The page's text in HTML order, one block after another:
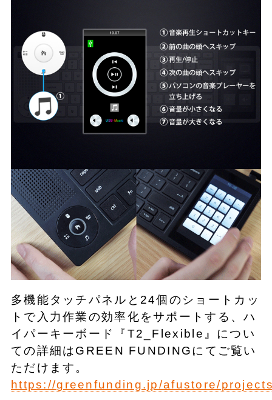
多機能タッチパネルと24個のショートカッ
トで入力作業の効率化をサポートする、ハ
イパーキーボード『T2_Flexible』につい
ての詳細はGREEN FUNDINGにてご覧い
ただけます。
https://greenfunding.jp/afustore/